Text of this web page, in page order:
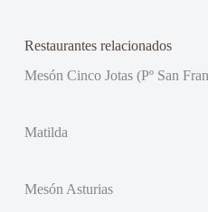
Restaurantes relacionados
Mesón Cinco Jotas (Pº San
Matilda
Mesón Asturias